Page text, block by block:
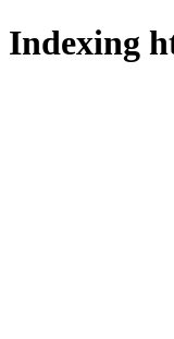
Indexing